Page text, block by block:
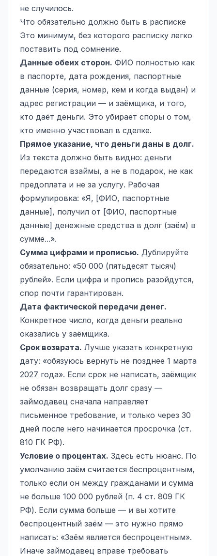
не случилось.
Что обязательно должно быть в расписке
Это минимум, без которого расписку легко
поставить под сомнение.
Данные обеих сторон. ФИО полностью как
в паспорте, дата рождения, паспортные
данные (серия, номер, кем и когда выдан) и
адрес регистрации — и заёмщика, и того,
кто даёт деньги. Это убирает споры о том,
кто именно участвовал в сделке.
Прямое указание, что деньги даны в долг.
Из текста должно быть видно: деньги
передаются взаймы, а не в подарок, не как
предоплата и не за услугу. Рабочая
формулировка: «Я, [ФИО, паспортные
данные], получил от [ФИО, паспортные
данные] денежные средства в долг (заём) в
сумме...».
Сумма цифрами и прописью. Дублируйте
обязательно: «50 000 (пятьдесят тысяч)
рублей». Если цифра и пропись разойдутся,
спор почти гарантирован.
Дата фактической передачи денег.
Конкретное число, когда деньги реально
оказались у заёмщика.
Срок возврата. Лучше указать конкретную
дату: «обязуюсь вернуть не позднее 1 марта
2027 года». Если срок не написать, заёмщик
не обязан возвращать долг сразу —
займодавец сначала направляет
письменное требование, и только через 30
дней после него начинается просрочка (ст.
810 ГК РФ).
Условие о процентах. Здесь есть нюанс. По
умолчанию заём считается беспроцентным,
только если он между гражданами и сумма
не больше 100 000 рублей (п. 4 ст. 809 ГК
РФ). Если сумма больше — и вы хотите
беспроцентный заём — это нужно прямо
написать: «Заём является беспроцентным».
Иначе займодавец вправе требовать